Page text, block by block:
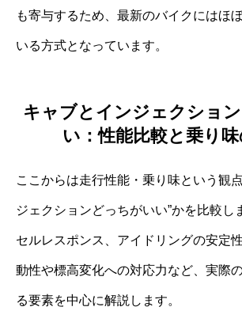
も寄与するため、最新のバイクにはほ
いる方式となっています。
キャブとインジェクショ
い：性能比較と乗り
ここからは走行性能・乗り味という観
ジェクションどっちがいい”かを比較し
セルレスポンス、アイドリングの安定
動性や標高変化への対応力など、実際
る要素を中心に解説します。